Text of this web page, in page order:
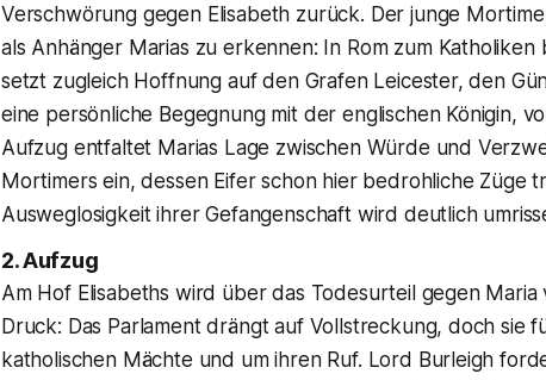
Verschwörung gegen Elisabeth zurück. Der junge
als Anhänger Marias zu erkennen: In Rom zum
setzt zugleich Hoffnung auf den Grafen Leicester, den
eine persönliche Begegnung mit der englischen Königin,
Aufzug entfaltet Marias Lage zwischen Würde und
Mortimers ein, dessen Eifer schon hier bedrohliche Züge
Ausweglosigkeit ihrer Gefangenschaft wird deutlich
2. Aufzug
Am Hof Elisabeths wird über das Todesurteil gegen
Druck: Das Parlament drängt auf Vollstreckung, doch sie
katholischen Mächte und um ihren Ruf. Lord Burleigh